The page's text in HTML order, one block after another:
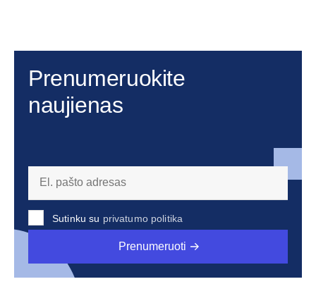
Prenumeruokite
naujienas
Sutinku su privatumo politika
Prenumeruoti